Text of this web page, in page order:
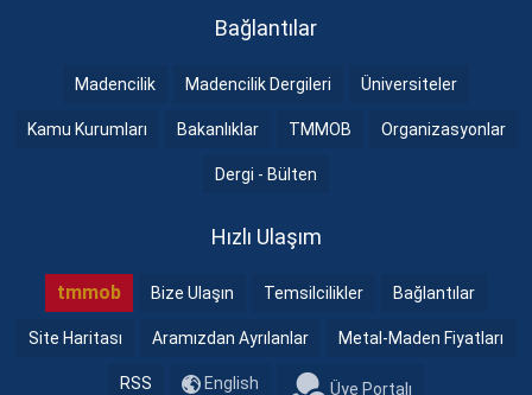
Bağlantılar
Madencilik Madencilik Dergileri Üniversiteler
Kamu Kurumları Bakanlıklar TMMOB Organizasyonlar
Dergi - Bülten
Hızlı Ulaşım
tmmob Bize Ulaşın Temsilcilikler Bağlantılar
Site Haritası Aramızdan Ayrılanlar Metal-Maden Fiyatları
RSS English Üye Portalı